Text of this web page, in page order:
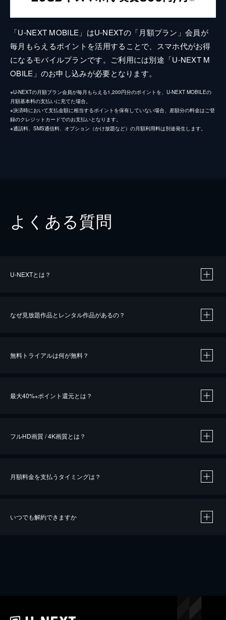
「U-NEXT MOBILE」はU-NEXTの「月額プラン」会員が
毎月もらえるポイントを活用することで、スマホ代がお得
になるモバイルプランです。ご利用には別途「U-NEXT M
OBILE」のお申し込みが必要となります。
※U-NEXTの月額プラン会員が毎月もらえる1,200円分のポイントを、U-NEXT MOBILEの
月額基本料の支払いに充てた場合。
※決済時において支払金額に相当するポイントを保有していない場合、差額分の料金はご登
録のクレジットカードでのお支払いとなります。
※通話料、SMS通信料、オプション（かけ放題など）の月額利用料は別途発生します。
よくある質問
U-NEXTとは？
なぜ見放題作品とレンタル作品があるの？
無料トライアルは何が無料？
最大40%※ポイント還元とは？
※40％ポイント還元の対象は、クレジットカード決済による作品の購入 / レンタルです。
iOSアプリのUコイン決済による作品の購入 / レンタルは、20％のポイント還元です。
フルHD画質 / 4K画質とは？
月額料金を支払うタイミングは？
いつでも解約できますか